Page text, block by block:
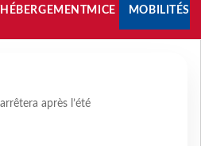
HÉBERGEMENTMICE MOBILITÉS
après l’été